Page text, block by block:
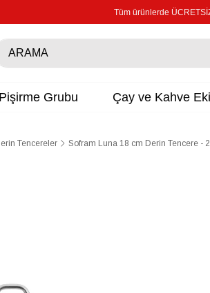
Tüm ürünlerde
Pişirme Grubu Çay ve Kahve
Tencereler Sofram Luna 18 cm Derin Tencere -